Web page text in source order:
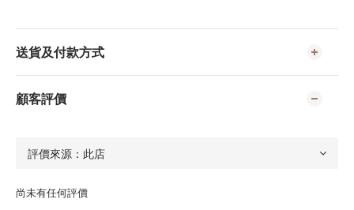
送貨及付款方式
顧客評價
尚未有任何評價